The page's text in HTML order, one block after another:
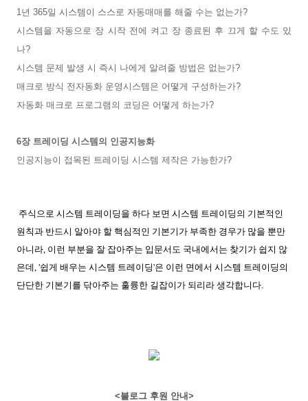
1년 365일 시스템이 스스로 자동매매를 해줄 수는 없는가?
시스템을 자동으로 장 시작 전에 켜고 장 종료된 후 끄게 할 수도 있
나?
시스템 문제 발생 시 즉시 나에게 알려줄 방법은 없는가?
매크로 방식 전자동화 운영시스템은 어떻게 구성하는가?
자동화 매크로 프로그램의 코딩은 어떻게 하는가?
6장 트레이딩 시스템의 인공지능화
인공지능이 접목된 트레이딩 시스템 제작은 가능한가?
주식으로 시스템 트레이딩을 하다 보면 시스템 트레이딩의 기본적인
원칙과 반드시 알아야 할 핵심적인 기본기가 부족한 경우가 많을 뿐만
아니라, 이런 부분을 잘 잡아주는 입문서도 국내에서는 찾기가 쉽지 않
은데, '쉽게 배우는 시스템 트레이딩'은 이런 면에서 시스템 트레이딩의
단단한 기본기를 닦아주는 훌륭한 길잡이가 되리라 생각합니다.
<블로그 후원 안내>